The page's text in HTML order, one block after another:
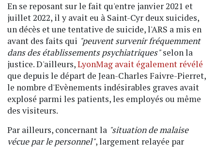
En se reposant sur le fait qu'entre janvier 2021 et
juillet 2022, il y avait eu à Saint-Cyr deux suicides,
un décès et une tentative de suicide, l'ARS a mis en
avant des faits qui "peuvent survenir fréquemment
dans des établissements psychiatriques"selon la
justice. D'ailleurs,LyonMag avait également révélé
que depuis le départ de Jean-Charles Faivre-Pierret,
le nombre d'Evènements indésirables graves avait
explosé parmi les patients, les employés ou même
des visiteurs.
Par ailleurs, concernant la "situation de malaise
vécue par le personnel", largement relayée par